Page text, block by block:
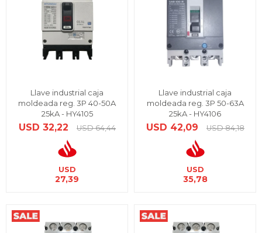
Llave industrial caja
moldeada reg. 3P 40-50A
25kA - HY4105
USD 32,22 USD 64,44
USD
27,39
Llave industrial caja
moldeada reg. 3P 50-63A
25kA - HY4106
USD 42,09 USD 84,18
USD
35,78